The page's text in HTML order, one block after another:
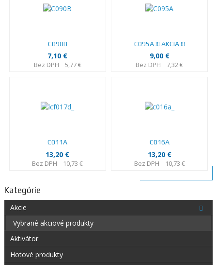
C090B
7,10 €
Bez DPH 5,77 €
C095A !!! AKCIA !!!
9,00 €
Bez DPH 7,32 €
C011A
13,20 €
Bez DPH 10,73 €
C016A
13,20 €
Bez DPH 10,73 €
Kategórie
Akcie
Vybrané akciové produkty
Aktivátor
Hotové produkty